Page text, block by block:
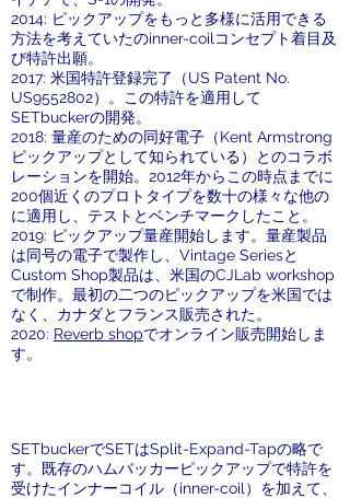
2014: ピックアップをもっと多様に活用できる
方法を考えていたのinner-coilコンセプト着目及
び特許出願。
2017: 米国特許登録完了（US Patent No.
US9552802）。この特許を適用して
SETbuckerの開発。
2018: 量産のための同好電子（Kent Armstrong
ピックアップとして知られている）とのコラボ
レーションを開始。2012年からこの時点までに
200個近くのプロトタイプを数十の様々な他の
に適用し、テストとベンチマークしたこと。
2019: ピックアップ量産開始します。量産製品
は同号の電子で製作し、Vintage Seriesと
Custom Shop製品は、米国のCJLab workshop
で制作。最初の二つのピックアップを米国では
なく、カナダとフランス販売された。
2020: Reverb shopでオンライン販売開始しま
す。
SETbuckerでSETはSplit-Expand-Tapの略で
す。既存のハムバッカーピックアップで特許を
受けたインナーコイル（inner-coil）を加えて、